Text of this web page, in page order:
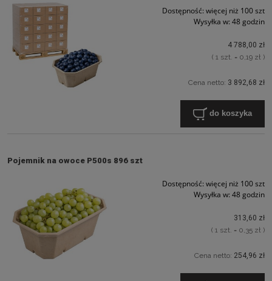
Dostępność: więcej niż 100 szt
Wysyłka w: 48 godzin
4 788,00 zł
( 1 szt. = 0,19 zł )
Cena netto: 3 892,68 zł
do koszyka
Pojemnik na owoce P500s 896 szt
Dostępność: więcej niż 100 szt
Wysyłka w: 48 godzin
313,60 zł
( 1 szt. = 0,35 zł )
Cena netto: 254,96 zł